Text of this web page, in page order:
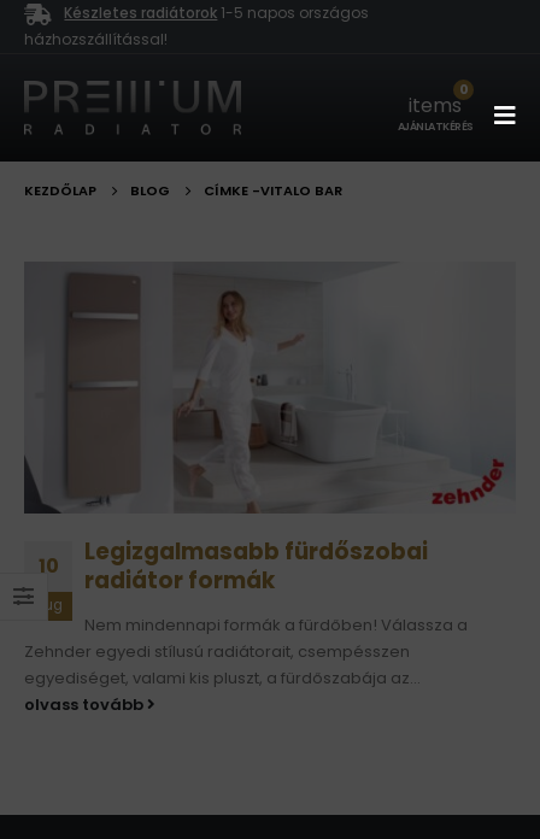
Készletes radiátorok 1-5 napos országos
házhozszállítással!
0
items
AJÁNLATKÉRÉS
KEZDŐLAP BLOG CÍMKE -VITALO BAR
10
aug
Legizgalmasabb fürdőszobai
radiátor formák
Nem mindennapi formák a fürdőben! Válassza a
Zehnder egyedi stílusú radiátorait, csempésszen
egyediséget, valami kis pluszt, a fürdőszabája az...
olvass tovább